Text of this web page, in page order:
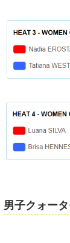
男子クォー